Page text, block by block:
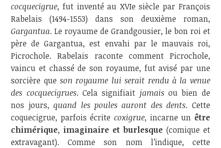
cocquecigrue, fut inventé au XVIe siècle par François
Rabelais (1494-1553) dans son deuxième roman,
Gargantua. Le royaume de Grandgousier, le bon roi et
père de Gargantua, est envahi par le mauvais roi,
Picrochole. Rabelais raconte comment Picrochole,
vaincu et chassé de son royaume, fut avisé par une
sorcière queson royaume lui serait rendu à la venue
des cocquecigrues. Cela signifiait jamaisou bien de
nos jours,quand les poules auront des dents. Cette
coquecigrue, parfois écrite coxigrue, incarne un être
chimérique, imaginaire et burlesque(comique et
extravagant). Comme son nom l’indique, cette